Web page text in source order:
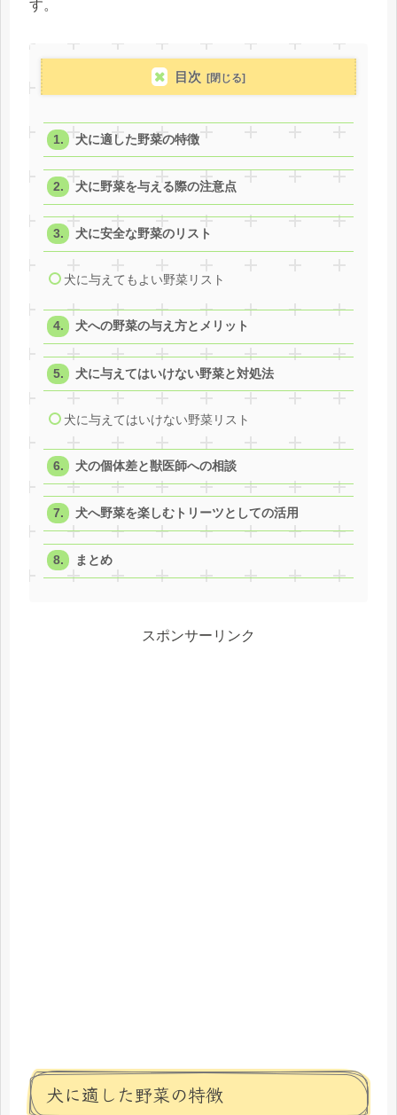
す。
目次
犬に適した野菜の特徴
犬に野菜を与える際の注意点
犬に安全な野菜のリスト
犬に与えてもよい野菜リスト
犬への野菜の与え方とメリット
犬に与えてはいけない野菜と対処法
犬に与えてはいけない野菜リスト
犬の個体差と獣医師への相談
犬へ野菜を楽しむトリーツとしての活用
まとめ
スポンサーリンク
犬に適した野菜の特徴